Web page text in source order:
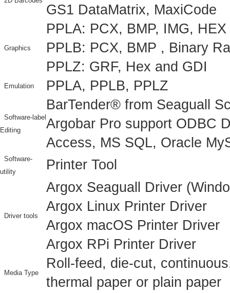
GS1 DataMatrix, MaxiCode
Graphics
PPLA: PCX, BMP, IMG,
PPLB: PCX, BMP , Binary
PPLZ: GRF, Hex and GDI
Emulation PPLA, PPLB, PPLZ
Software-label
Editing
BarTender® from Seaguall
Argobar Pro support ODBC
Access, MS SQL, Oracle
Software-
utility
Printer Tool
Driver tools
Argox Seaguall Driver
Argox Linux Printer Driver
Argox macOS Printer Driver
Argox RPi Printer Driver
Media Type
Roll-feed, die-cut,
thermal paper or plain paper